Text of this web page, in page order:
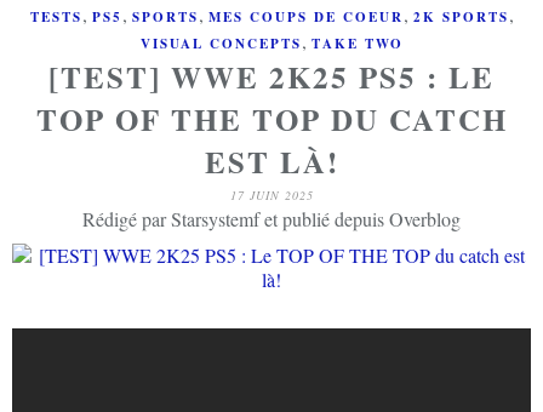
TESTS, PS5 , SPORTS, MES COUPS DE COEUR, 2K SPORTS,
VISUAL CONCEPTS, TAKE TWO
[TEST] WWE 2K25 PS5 : LE
TOP OF THE TOP DU CATCH
EST LÀ!
17 JUIN 2025
Rédigé par Starsystemf et publié depuis Overblog